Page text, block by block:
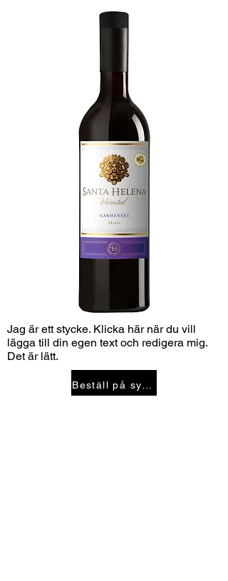
Jag är ett stycke. Klicka här när du vill
lägga till din egen text och redigera mig.
Det är lätt.
Beställ på systembolaget